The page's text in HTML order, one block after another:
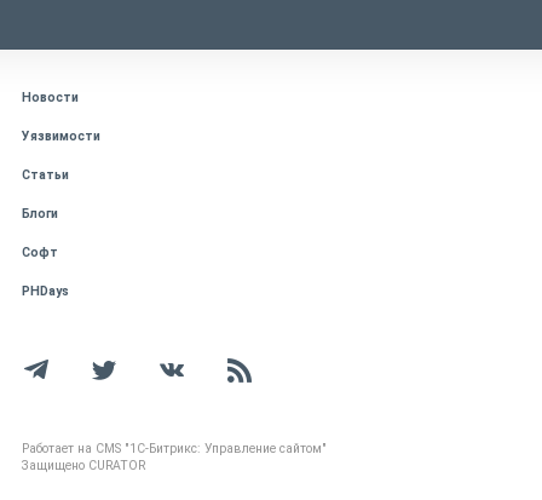
Новости
Уязвимости
Статьи
Блоги
Софт
PHDays
Работает на CMS "1С-Битрикс: Управление сайтом"
Защищено CURATOR